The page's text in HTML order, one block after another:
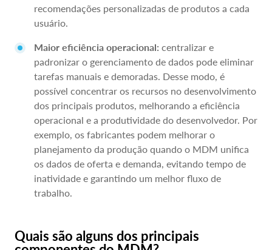
recomendações personalizadas de produtos a cada
usuário.
Maior eficiência operacional: centralizar e
padronizar o gerenciamento de dados pode eliminar
tarefas manuais e demoradas. Desse modo, é
possível concentrar os recursos no desenvolvimento
dos principais produtos, melhorando a eficiência
operacional e a produtividade do desenvolvedor. Por
exemplo, os fabricantes podem melhorar o
planejamento da produção quando o MDM unifica
os dados de oferta e demanda, evitando tempo de
inatividade e garantindo um melhor fluxo de
trabalho.
Quais são alguns dos principais